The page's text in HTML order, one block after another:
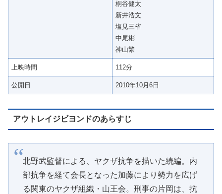
桐谷健太
新井浩文
塩見三省
中尾彬
神山繁
上映時間 112分
公開日 2010年10月6日
アウトレイジビヨンドのあらすじ
北野武監督による、ヤクザ抗争を描いた続編。内
部抗争を経て会長となった加藤により勢力を広げ
る関東のヤクザ組織・山王会。刑事の片岡は、抗